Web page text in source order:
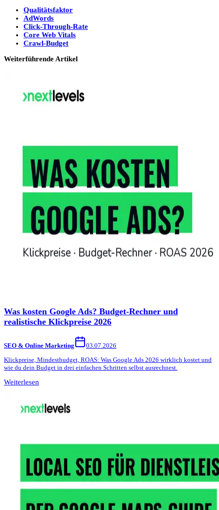
Qualitätsfaktor
AdWords
Click-Through-Rate
Core Web Vitals
Crawl-Budget
Weiterführende Artikel
Was kosten Google Ads? Budget-Rechner und
realistische Klickpreise 2026
SEO & Online Marketing
03.07.2026
Klickpreise, Mindestbudget, ROAS: Was Google Ads 2026 wirklich kostet und
wie du dein Budget in drei einfachen Schritten selbst ausrechnest.
Weiterlesen